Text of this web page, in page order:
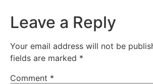
Leave a Reply
Your email address will not be
fields are marked *
Comment *